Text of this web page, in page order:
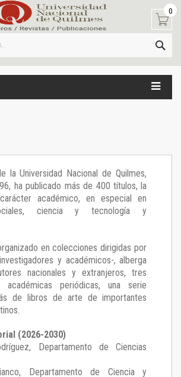
0
la Universidad Nacional de Quilmes,
ha publicado más de 400 títulos, la
académico, en especial en
ciencia y tecnología y
en colecciones dirigidas por
y académicos-, alberga
nacionales y extranjeros, tres
académicas periódicas, una serie
de libros de arte de importantes
(2026-2030)
, Departamento de Ciencias
, Departamento de Ciencia y